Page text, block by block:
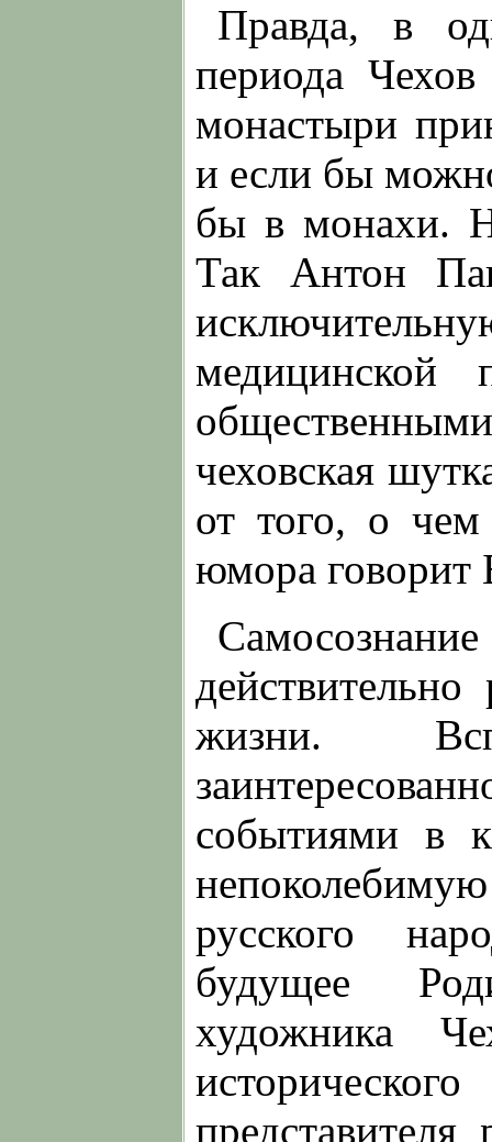
Правда, в
периода
монастыри
и если бы
бы в монахи.
Так Антон
медицинской
чеховская
от того, о
юмора говорит
жизни.
событиями в
русского
будущее
художника
представителя